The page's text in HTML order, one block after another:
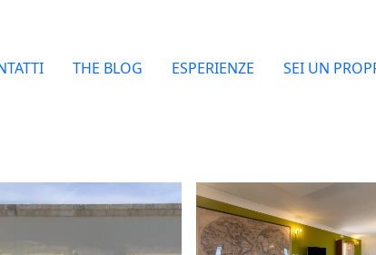
THE BLOG ESPERIENZE SEI UN